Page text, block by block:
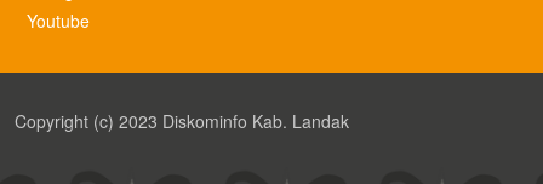
Youtube
Copyright (c) 2023 Diskominfo Kab. Landak